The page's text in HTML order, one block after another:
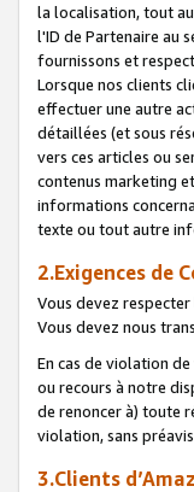
la localisation, tout
l'ID de Partenaire au
fournissons et
Lorsque nos clients
effectuer une autre
détaillées (et sous
vers ces articles ou
contenus marketing
informations
texte ou tout autre
2.Exigences de
Vous devez
Vous devez nous
En cas de violation
ou recours à notre
de renoncer à) toute
violation, sans
3.Clients